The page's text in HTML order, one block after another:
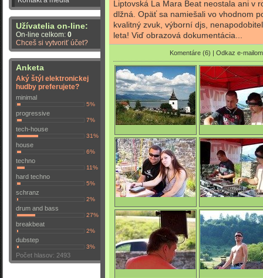
Užívatelia on-line:
On-line celkom: 0
Chceš si vytvoriť účet?
Anketa
Aký štýl elektronickej
hudby preferujete?
minimal
5%
progressive
7%
tech-house
31%
house
6%
techno
11%
hard techno
5%
schranz
2%
drum and bass
27%
breakbeat
2%
dubstep
3%
Počet hlasov: 2493
Liptovská La Mara Beat neostala ani v
dlžná. Opäť sa namiešali vo vhodnom
kvalitný zvuk, výborní djs,
leta! Viď obrazová dokumentácia...
Komentáre (6) | Odkaz e-mailom
La Mara Beat
0/3873
Petter & October
0/3896
Buttonik & Miška
0/3822
Petter & October